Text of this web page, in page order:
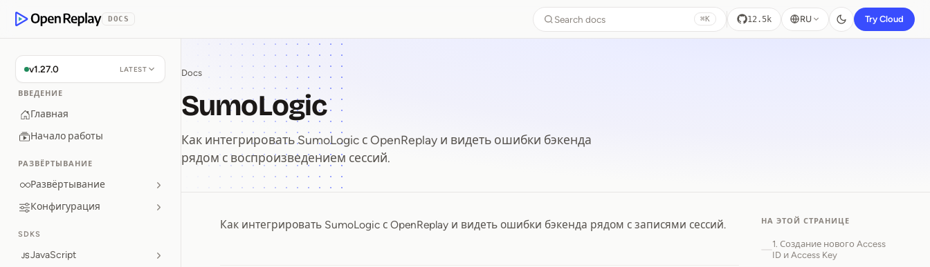
OpenReplay
DOCS Search docs ⌘K 12.5k RU Try Cloud
v1.27.0 LATEST
ВВЕДЕНИЕ
Главная
Начало работы
РАЗВЁРТЫВАНИЕ
Развёртывание
Конфигурация
SDKS
JavaScript
Docs
SumoLogic
Как интегрировать SumoLogic с OpenReplay и видеть ошибки бэкенда
рядом с воспроизведением сессий.
SumoLogic
Как интегрировать SumoLogic с OpenReplay и видеть ошибки бэкенда рядом с записями сессий. НА ЭТОЙ СТРАНИЦЕ
1. Создание нового Access
ID и Access Key